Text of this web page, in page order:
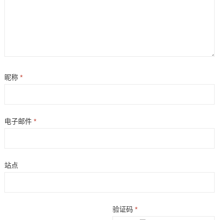
昵称 *
电子邮件 *
站点
验证码*